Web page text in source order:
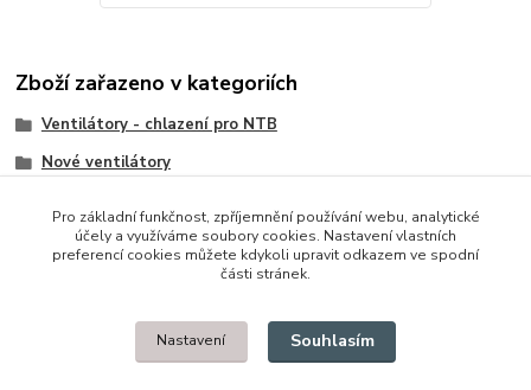
Zboží zařazeno v kategoriích
Ventilátory - chlazení pro NTB
Nové ventilátory
© 2014 - 2025 Díly pro notebooky
Upravit sběr cookies.
Pro základní funkčnost, zpříjemnění používání webu, analytické
účely a využíváme soubory cookies. Nastavení vlastních
preferencí cookies můžete kdykoli upravit odkazem ve spodní
části stránek.
Nastavení Souhlasím